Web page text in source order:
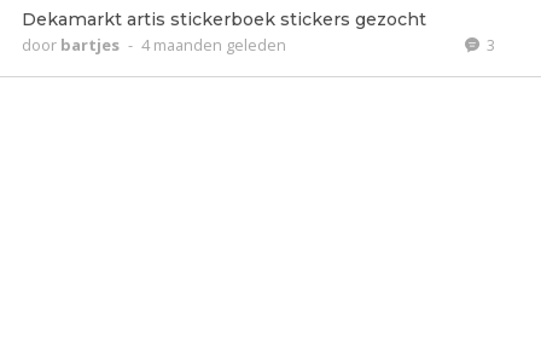
Dekamarkt artis stickerboek stickers gezocht
door bartjes - 4 maanden geleden 3